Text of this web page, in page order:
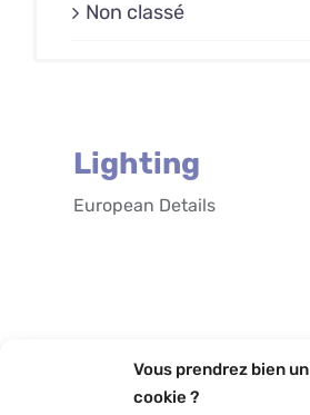
Vous prendrez bien un
cookie ?
Non classé
Lighting
European Details